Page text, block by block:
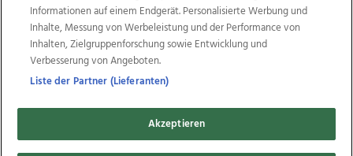
TV1 di-mog-i.at OÖNow
Ischler Woche
Life Radio
OÖNachrichten
OÖN Immobilien
OÖN Karriere
OÖN Reise
Promenaden Galerien
Regionaljobs
wasistlos.at
Copyrights © 2026 Tips Zeitungs GmbH & Co KG
Informationen auf einem Endgerät. Personalisierte Werbung und
Inhalte, Messung von Werbeleistung und der Performance von
Inhalten, Zielgruppenforschung sowie Entwicklung und
Verbesserung von Angeboten.
Liste der Partner (Lieferanten)
Akzeptieren